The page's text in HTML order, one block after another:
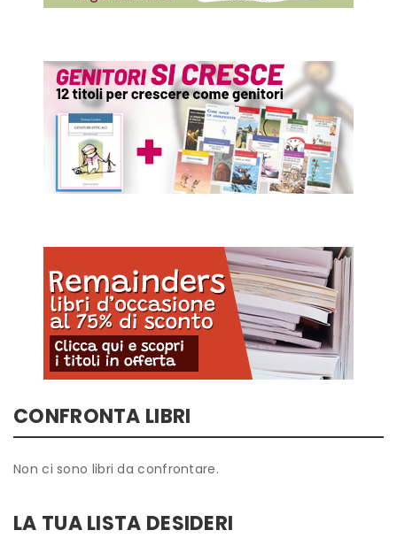
CONFRONTA LIBRI
Non ci sono libri da confrontare.
LA TUA LISTA DESIDERI